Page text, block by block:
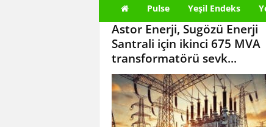
Pulse Yeşil Endeks
Astor Enerji, Sugözü Enerji
Santrali için ikinci 675 MVA
transformatörü sevk...